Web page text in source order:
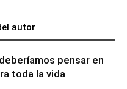
autor
pensar en
toda la vida